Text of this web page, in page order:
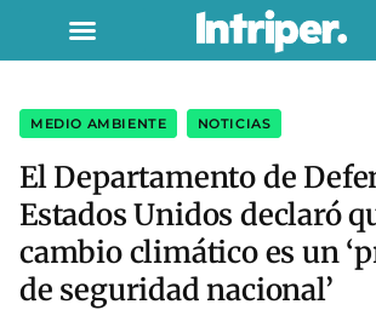
MEDIO AMBIENTE NOTICIAS
El Departamento de
Estados Unidos declaró
cambio climático es un
de seguridad nacional’